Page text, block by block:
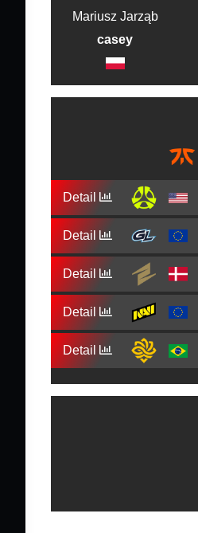
Mariusz Jarząb
casey
Detail
Detail
Detail
Detail
Detail